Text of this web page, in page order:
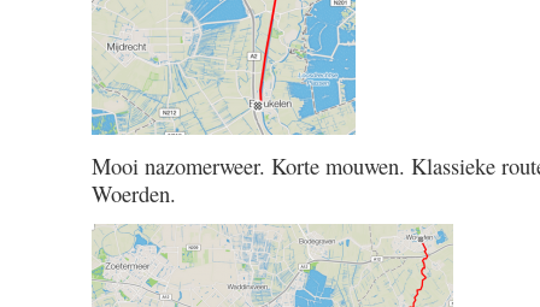
Mooi nazomerweer. Korte mouwen. Klassieke
Woerden.